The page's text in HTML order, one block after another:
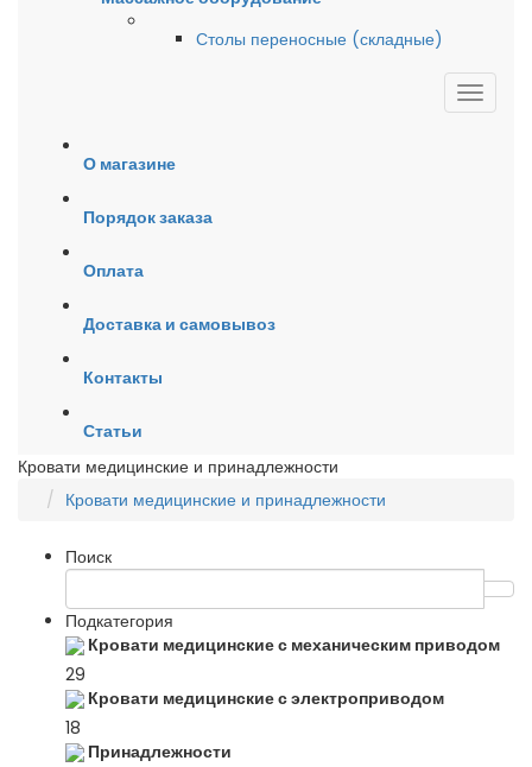
Столы переносные (складные)
О магазине
Порядок заказа
Оплата
Доставка и самовывоз
Контакты
Статьи
Кровати медицинские и принадлежности
Кровати медицинские и принадлежности
Поиск
Подкатегория
Кровати медицинские с механическим приводом
29
Кровати медицинские с электроприводом
18
Принадлежности